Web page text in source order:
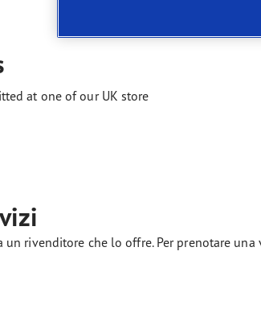
at one of our UK store
un rivenditore che lo offre. Per prenotare